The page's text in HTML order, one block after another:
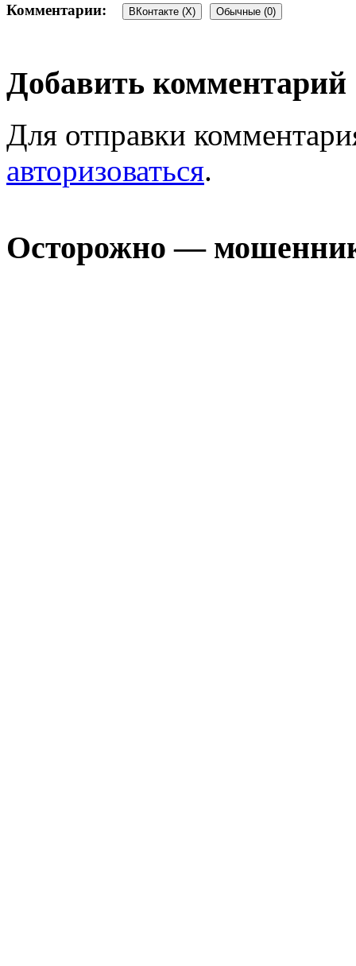
Комментарии: ВКонтакте (X) Обычные (0)
Добавить комментарий
Для отправки
авторизоваться.
Осторожно —